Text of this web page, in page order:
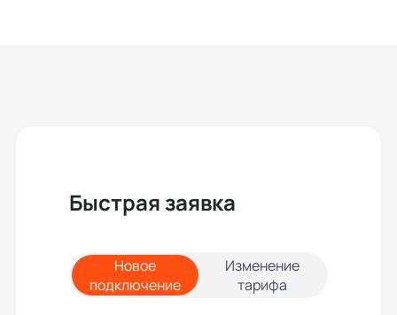
Быстрая заявка
Новое
подключение
Изменение
тарифа